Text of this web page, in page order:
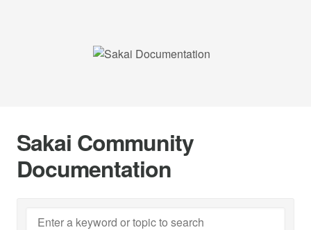
Sakai Community
Documentation